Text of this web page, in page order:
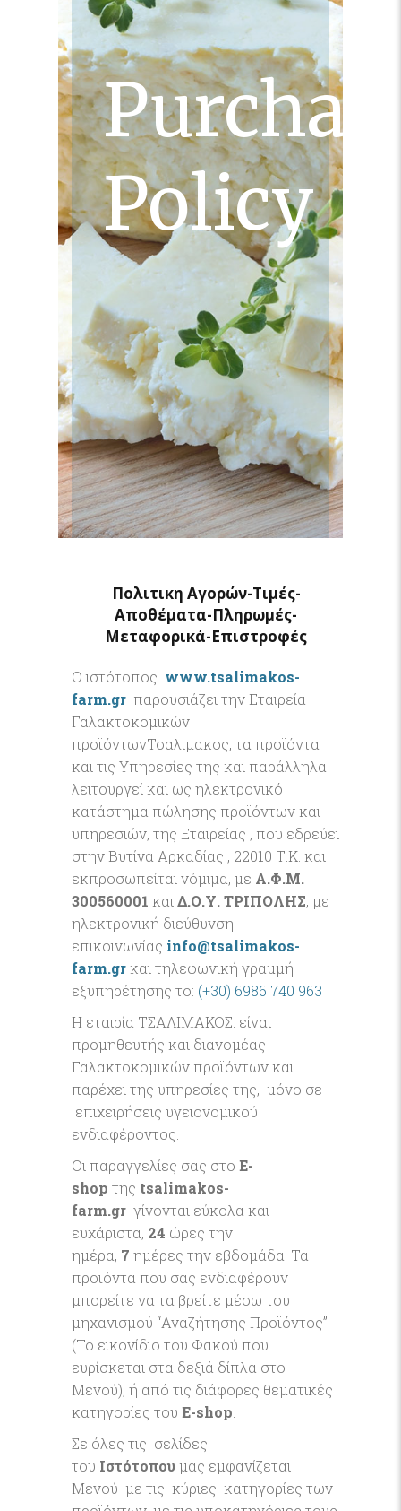
Policy
Πολιτικη Αγορών-Τιμές-
Αποθέματα-Πληρωμές-
Μεταφορικά-Επιστροφές
O ιστότοπος www.tsalimakos-
farm.gr παρουσιάζει την Εταιρεία
Γαλακτοκομικών
προϊόντωνΤσαλιμακος, τα προϊόντα
και τις Υπηρεσίες της και παράλληλα
λειτουργεί και ως ηλεκτρονικό
κατάστημα πώλησης προϊόντων και
υπηρεσιών, της Εταιρείας , που εδρεύει
στην Βυτίνα Αρκαδίας , 22010 Τ.Κ. και
εκπροσωπείται νόμιμα, με Α.Φ.Μ.
300560001 και Δ.Ο.Υ. ΤΡΙΠΟΛΗΣ, με
ηλεκτρονική διεύθυνση
επικοινωνίας info@tsalimakos-
farm.grκαι τηλεφωνική γραμμή
εξυπηρέτησης το: (+30) 6986 740 963
Η εταιρία ΤΣΑΛΙΜΑΚΟΣ. είναι
προμηθευτής και διανομέας
Γαλακτοκομικών προϊόντων και
παρέχει της υπηρεσίες της, μόνο σε
επιχειρήσεις υγειονομικού
ενδιαφέροντος.
Οι παραγγελίες σας στο Ε-
shop της tsalimakos-
farm.gr γίνονται εύκολα και
ευχάριστα, 24 ώρες την
ημέρα, 7 ημέρες την εβδομάδα. Τα
προϊόντα που σας ενδιαφέρουν
μπορείτε να τα βρείτε μέσω του
μηχανισμού “Αναζήτησης Προϊόντος”
(To εικονίδιο του Φακού που
ευρίσκεται στα δεξιά δίπλα στο
Μενού), ή από τις διάφορες θεματικές
κατηγορίες του Ε-shop
Σε όλες τις σελίδες
του Ιστότοπουμας εμφανίζεται
Μενού με τις κύριες κατηγορίες των